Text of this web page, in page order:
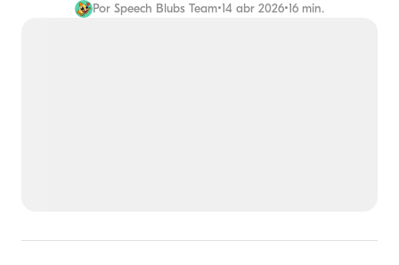
Por Speech Blubs Team•14 abr 2026•16 min.